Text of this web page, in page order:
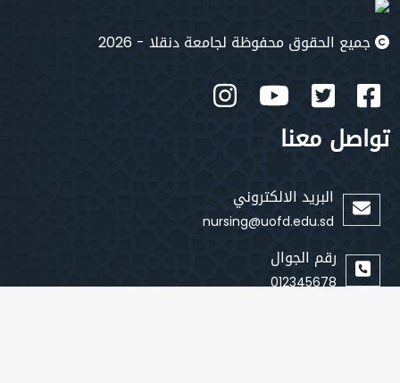
جميع الحقوق محفوظة لجامعة دنقلا - 2026
تواصل معنا
البريد الالكتروني
nursing@uofd.edu.sd
رقم الجوال
012345678